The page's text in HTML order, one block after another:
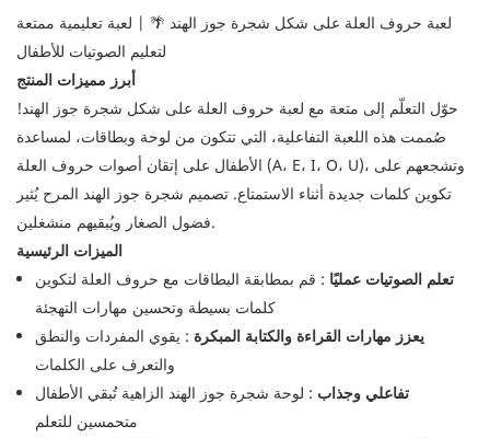
لعبة حروف العلة على شكل شجرة جوز الهند 🌴 | لعبة تعليمية ممتعة
لتعليم الصوتيات للأطفال
أبرز مميزات المنتج
حوّل التعلّم إلى متعة مع لعبة حروف العلة على شكل شجرة جوز الهند!
صُممت هذه اللعبة التفاعلية، التي تتكون من لوحة وبطاقات، لمساعدة
الأطفال على إتقان أصوات حروف العلة (A، E، I، O، U)، وتشجعهم على
تكوين كلمات جديدة أثناء الاستمتاع. تصميم شجرة جوز الهند المرح يُثير
فضول الصغار ويُبقيهم منشغلين.
الميزات الرئيسية
تعلم الصوتيات عمليًا : قم بمطابقة البطاقات مع حروف العلة لتكوين
كلمات بسيطة وتحسين مهارات التهجئة
يعزز مهارات القراءة والكتابة المبكرة : يقوي المفردات والنطق
والتعرف على الكلمات
تفاعلي وجذاب : لوحة شجرة جوز الهند الزاهية تُبقي الأطفال
متحمسين للتعلم